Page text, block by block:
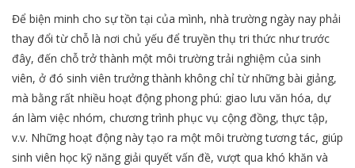
Để biện minh cho sự tồn tại của mình, nhà trường ngày nay phải
thay đổi từ chỗ là nơi chủ yếu để truyền thụ tri thức như trước
đây, đến chỗ trở thành một môi trường trải nghiệm của sinh
viên, ở đó sinh viên trưởng thành không chỉ từ những bài giảng,
mà bằng rất nhiều hoạt động phong phú: giao lưu văn hóa, dự
án làm việc nhóm, chương trình phục vụ cộng đồng, thực tập,
v.v. Những hoạt động này tạo ra một môi trường tương tác, giúp
sinh viên học kỹ năng giải quyết vấn đề, vượt qua khó khăn và